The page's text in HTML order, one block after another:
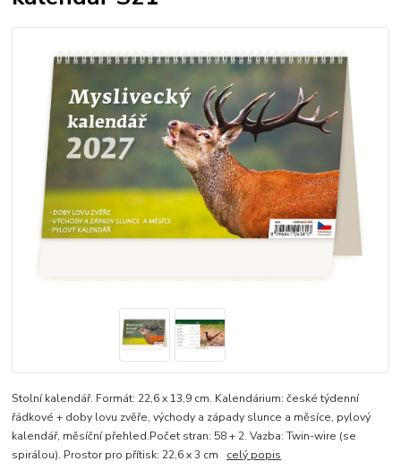
Stolní kalendář. Formát: 22,6 x 13,9 cm. Kalendárium: české týdenní
řádkové + doby lovu zvěře, východy a západy slunce a měsíce, pylový
kalendář, měsíční přehled.Počet stran: 58 + 2. Vazba: Twin-wire (se
spirálou). Prostor pro přítisk: 22,6 x 3 cm celý popis